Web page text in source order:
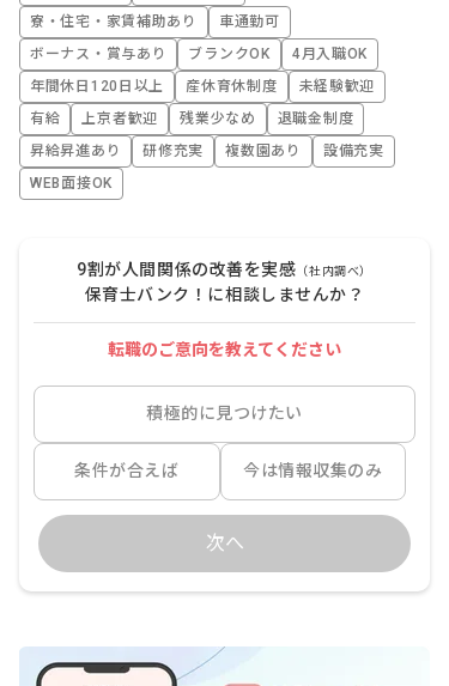
寮・住宅・家賃補助あり
車通勤可
ボーナス・賞与あり
ブランクOK
4月入職OK
年間休日120日以上
産休育休制度
未経験歓迎
有給
上京者歓迎 残業少なめ
退職金制度
昇給昇進あり
研修充実 複数園あり
設備充実
WEB面接OK
9割が人間関係の改善を実感 （社内調べ）
保育士バンク！に相談しませんか？
転職のご意向を教えてください
積極的に見つけたい
条件が合えば 今は情報収集のみ
次へ